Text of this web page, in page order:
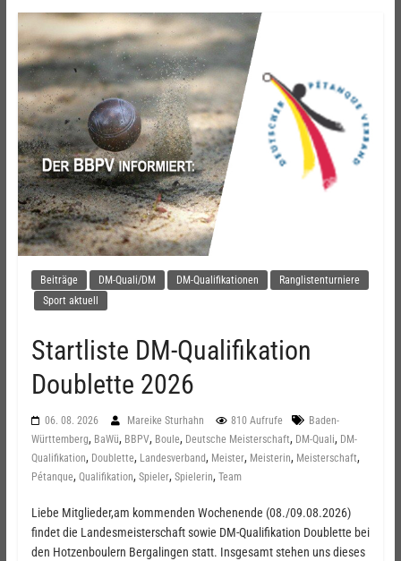
Beiträge DM-Quali/DM DM-Qualifikationen
Ranglistenturniere
Sport aktuell
Startliste DM-Qualifikation
Doublette 2026
06. 08. 2026 Mareike Sturhahn 810 Aufrufe
Baden-
Württemberg, BaWü, BBPV, Boule, Deutsche Meisterschaft, DM-Quali, DM-
Qualifikation, Doublette, Landesverband, Meister, Meisterin, Meisterschaft,
Pétanque, Qualifikation, Spieler, Spielerin, Team
Liebe Mitglieder,am kommenden Wochenende (08./09.08.2026)
findet die Landesmeisterschaft sowie DM-Qualifikation Doublette bei
den Hotzenboulern Bergalingen statt. Insgesamt stehen uns dieses